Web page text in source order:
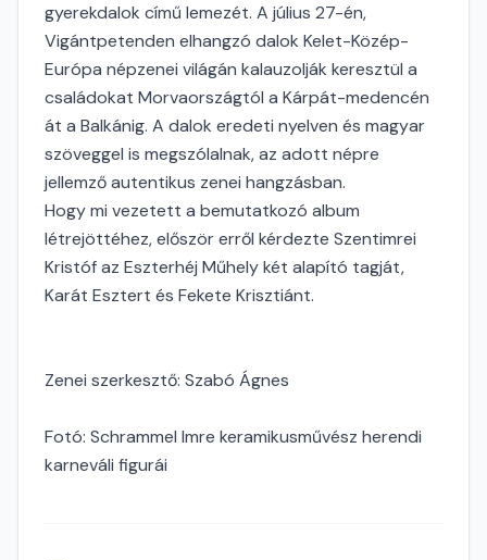
gyerekdalok című lemezét. A július 27-én,
Vigántpetenden elhangzó dalok Kelet-Közép-
Európa népzenei világán kalauzolják keresztül a
családokat Morvaországtól a Kárpát-medencén
át a Balkánig. A dalok eredeti nyelven és magyar
szöveggel is megszólalnak, az adott népre
jellemző autentikus zenei hangzásban.
Hogy mi vezetett a bemutatkozó album
létrejöttéhez, először erről kérdezte Szentimrei
Kristóf az Eszterhéj Műhely két alapító tagját,
Karát Esztert és Fekete Krisztiánt.
Zenei szerkesztő: Szabó Ágnes
Fotó: Schrammel Imre keramikusművész herendi
karneváli figurái